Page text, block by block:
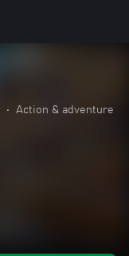
•
Action & adventure